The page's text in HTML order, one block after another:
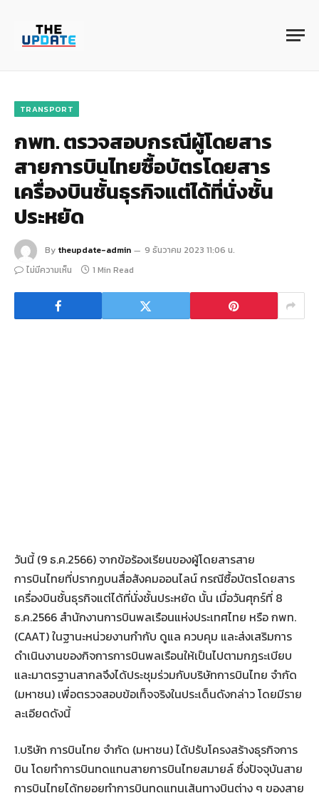
TRANSPORT
กพท. ตรวจสอบกรณีผู้โดยสาร
สายการบินไทยซื้อบัตรโดยสาร
เครื่องบินชั้นธุรกิจแต่ได้ที่นั่งชั้น
ประหยัด
By theupdate-admin
9 ธันวาคม 2023 11:06 น.
ไม่มีความเห็น
1 Min Read
วันนี้ (9 ธ.ค.2566) จากข้อร้องเรียนของผู้โดยสารสาย
การบินไทยที่ปรากฏบนสื่อสังคมออนไลน์ กรณีซื้อบัตรโดยสาร
เครื่องบินชั้นธุรกิจแต่ได้ที่นั่งชั้นประหยัด นั้น เมื่อวันศุกร์ที่ 8
ธ.ค.2566 สำนักงานการบินพลเรือนแห่งประเทศไทย หรือ กพท.
(CAAT) ในฐานะหน่วยงานกำกับ ดูแล ควบคุม และส่งเสริมการ
ดำเนินงานของกิจการการบินพลเรือนให้เป็นไปตามกฎระเบียบ
และมาตรฐานสากลจึงได้ประชุมร่วมกับบริษัทการบินไทย จำกัด
(มหาชน) เพื่อตรวจสอบข้อเท็จจริงในประเด็นดังกล่าว โดยมีราย
ละเอียดดังนี้
1.บริษัท การบินไทย จำกัด (มหาชน) ได้ปรับโครงสร้างธุรกิจการ
บิน โดยทำการบินทดแทนสายการบินไทยสมายล์ ซึ่งปัจจุบันสาย
การบินไทยได้ทยอยทำการบินทดแทนเส้นทางบินต่าง ๆ ของสาย